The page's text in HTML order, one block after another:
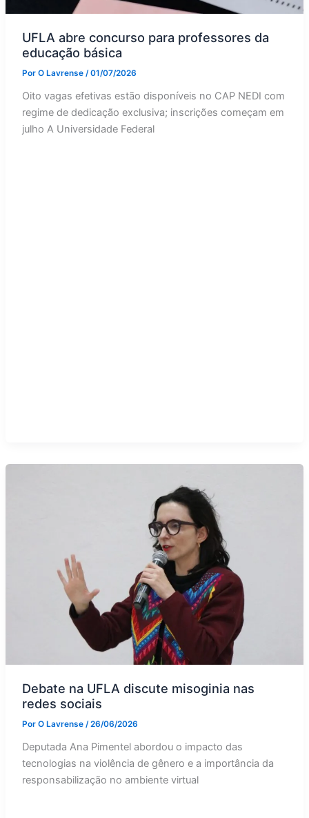
UFLA abre concurso para professores da
educação básica
Por O Lavrense /01/07/2026
Oito vagas efetivas estão disponíveis no CAP NEDI com
regime de dedicação exclusiva; inscrições começam em
julho A Universidade Federal
Debate na UFLA discute misoginia nas
redes sociais
Por O Lavrense /26/06/2026
Deputada Ana Pimentel abordou o impacto das
tecnologias na violência de gênero e a importância da
responsabilização no ambiente virtual